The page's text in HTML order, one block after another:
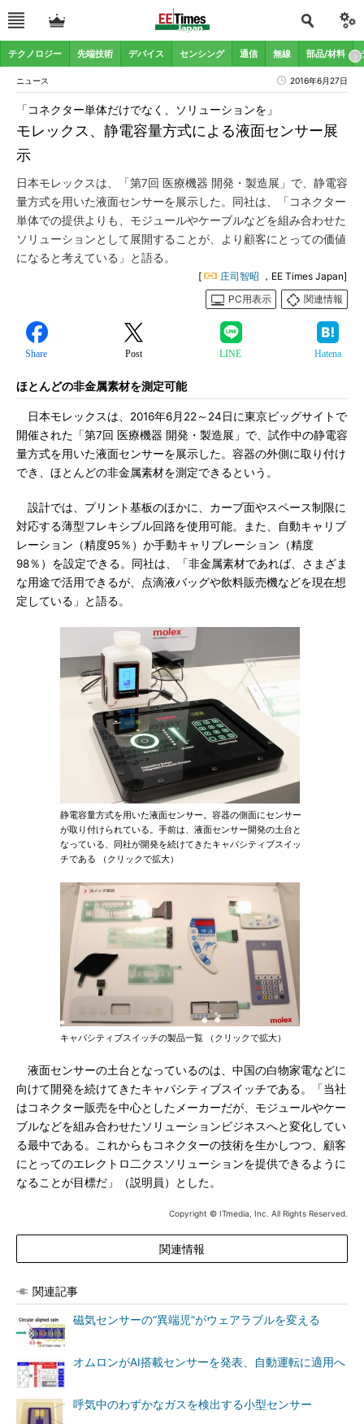
テクノロジー 先端技術 デバイス センシング 通信 無線 部品/材料
ニュース 2016年6月27日
モレックス、静電容量方式による液面センサー展
示
「コネクター単体だけでなく、ソリューションを」
日本モレックスは、「第7回 医療機器 開発・製造展」で、静電容
量方式を用いた液面センサーを展示した。同社は、「コネクター
単体での提供よりも、モジュールやケーブルなどを組み合わせた
ソリューションとして展開することが、より顧客にとっての価値
になると考えている」と語る。
[ 庄司智昭 ，EE Times Japan]
PC用表示
関連情報
Share Post LINE Hatena
ほとんどの非金属素材を測定可能
日本モレックスは、2016年6月22～24日に東京ビッグサイトで
開催された「第7回 医療機器 開発・製造展」で、試作中の静電容
量方式を用いた液面センサーを展示した。容器の外側に取り付け
でき、ほとんどの非金属素材を測定できるという。
設計では、プリント基板のほかに、カーブ面やスペース制限に
対応する薄型フレキシブル回路を使用可能。また、自動キャリブ
レーション（精度95％）か手動キャリブレーション（精度
98％）を設定できる。同社は、「非金属素材であれば、さまざま
な用途で活用できるが、点滴液バッグや飲料販売機などを現在想
定している」と語る。
静電容量方式を用いた液面センサー。容器の側面にセンサー
が取り付けられている。手前は、液面センサー開発の土台と
なっている、同社が開発を続けてきたキャパシティブスイッ
チである （クリックで拡大）
キャパシティブスイッチの製品一覧 （クリックで拡大）
液面センサーの土台となっているのは、中国の白物家電などに
向けて開発を続けてきたキャパシティブスイッチである。「当社
はコネクター販売を中心としたメーカーだが、モジュールやケー
ブルなどを組み合わせたソリューションビジネスへと変化してい
る最中である。これからもコネクターの技術を生かしつつ、顧客
にとってのエレクトロ二クスソリューションを提供できるように
なることが目標だ」（説明員）とした。
Copyright © ITmedia, Inc. All Rights Reserved.
関連情報
関連記事
磁気センサーの“異端児”がウェアラブルを変える
オムロンがAI搭載センサーを発表、自動運転に適用へ
呼気中のわずかなガスを検出する小型センサー